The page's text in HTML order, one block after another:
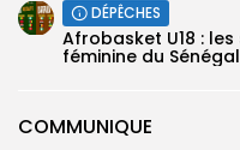
COMMUNIQUE
DÉPÊCHES
‎Afrobasket U18 :
féminine du